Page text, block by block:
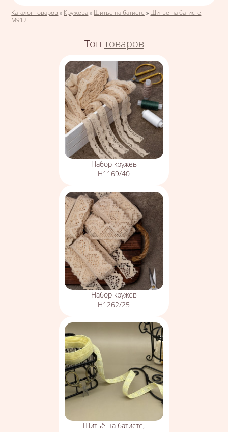
Вы здесь
Каталог товаров » Кружева » Шитье на батисте » Шитье на батисте
М912
Топ товаров
Набор кружев
Н1169/40
Набор кружев
Н1262/25
Шитьё на батисте,